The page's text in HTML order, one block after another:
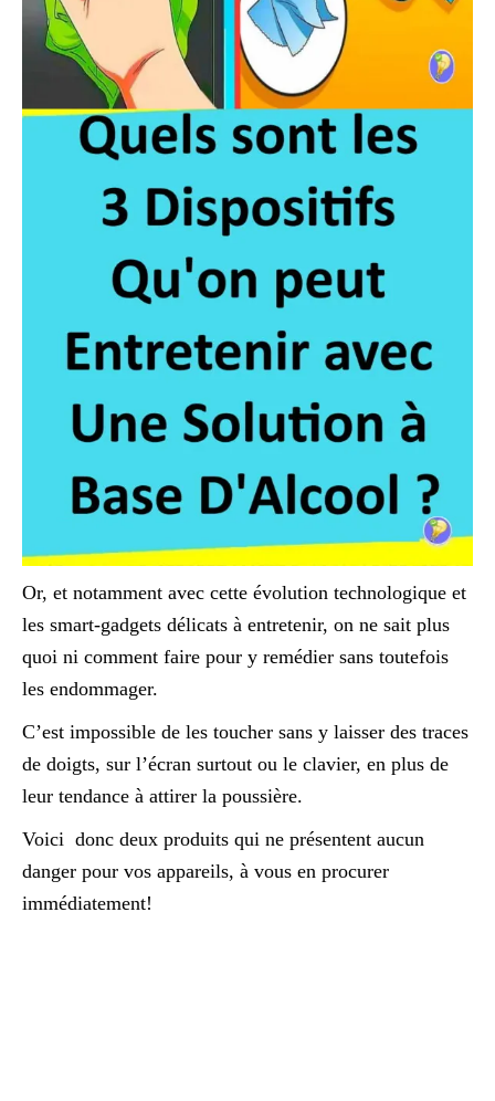
Or, et notamment avec cette évolution technologique et
les smart-gadgets délicats à entretenir, on ne sait plus
quoi ni comment faire pour y remédier sans toutefois
les endommager.
C’est impossible de les toucher sans y laisser des traces
de doigts, sur l’écran surtout ou le clavier, en plus de
leur tendance à attirer la poussière.
Voici donc deux produits qui ne présentent aucun
danger pour vos appareils, à vous en procurer
immédiatement!